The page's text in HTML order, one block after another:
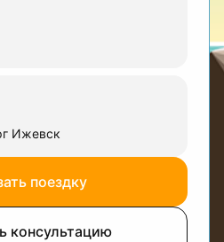
Ижевск
поездку
консультацию